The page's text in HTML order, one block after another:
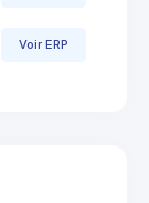
Voir ERP